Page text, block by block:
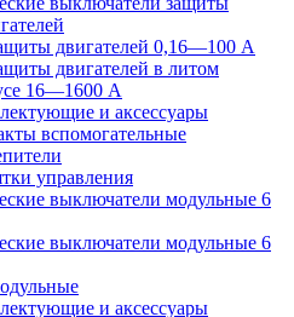
двигателей 0,16—100 А
двигателей в литом
16—1600 А
и аксессуары
вспомогательные
управления
выключатели модульные 6
выключатели модульные 6
и аксессуары